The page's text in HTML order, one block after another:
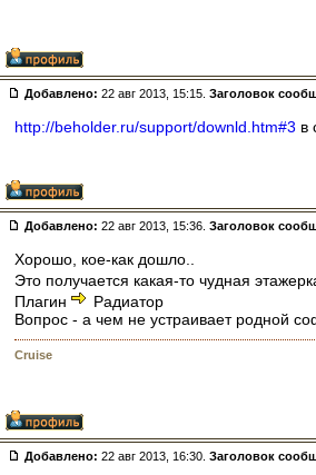
Добавлено: 22 авг 2013, 15:15. Заголовок
http://beholder.ru/support/downld.htm#3 в
Добавлено: 22 авг 2013, 15:36. Заголовок
Хорошо, кое-как дошло..
Это получается какая-то чудная
Плагин
Радиатор
Вопрос - а чем не устраивает родной
Cruise
Добавлено: 22 авг 2013, 16:30. Заголовок